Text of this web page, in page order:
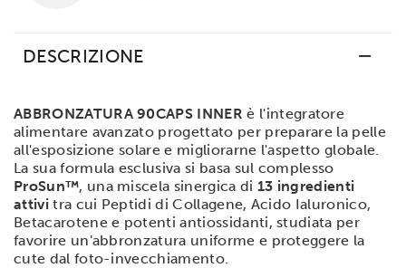
DESCRIZIONE
ABBRONZATURA 90CAPS INNER è l'integratore
alimentare avanzato progettato per preparare la pelle
all'esposizione solare e migliorarne l'aspetto globale.
La sua formula esclusiva si basa sul complesso
ProSun™, una miscela sinergica di 13 ingredienti
attivitra cui Peptidi di Collagene, Acido Ialuronico,
Betacarotene e potenti antiossidanti, studiata per
favorire un'abbronzatura uniforme e proteggere la
cute dal foto-invecchiamento.